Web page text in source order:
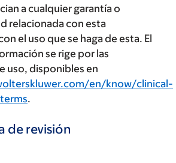
a cualquier garantía o
relacionada con esta
el uso que se haga de esta. El
se rige por las
uso, disponibles en
en/know/clinical-
.
de revisión